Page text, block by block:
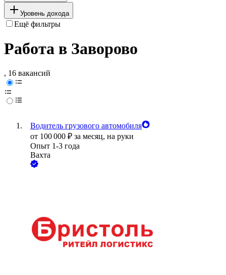
Уровень дохода
Ещё фильтры
Работа в Заворово
, 16 вакансий
Водитель грузового автомобиля
от 100 000 ₽ за месяц, на руки
Опыт 1-3 года
Вахта